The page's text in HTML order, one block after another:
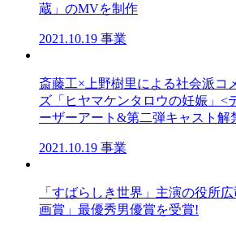
蔵」のMVを制作
2021.10.19 事業
斎藤工×上野樹里による社会派コ
ズ「ヒヤマケンタロウの妊娠」<
ーザーアート&第二弾キャスト解
2021.10.19 事業
「すばらしき世界」主演の役所
画賞」最優秀男優賞を受賞!